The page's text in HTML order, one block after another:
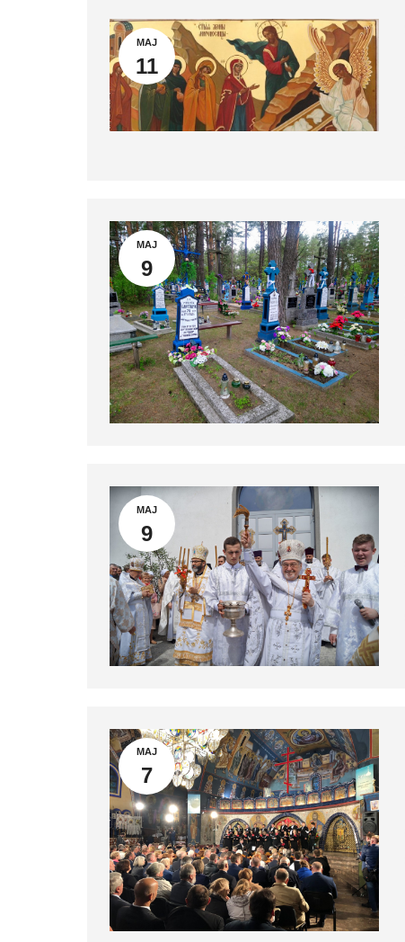
MAJ
11
MAJ
9
MAJ
9
MAJ
7